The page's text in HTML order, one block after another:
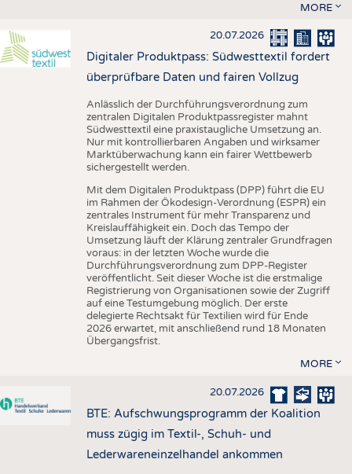
MORE
20.07.2026
Digitaler Produktpass: Südwesttextil fordert
überprüfbare Daten und fairen Vollzug
Anlässlich der Durchführungsverordnung zum
zentralen Digitalen Produktpassregister mahnt
Südwesttextil eine praxistaugliche Umsetzung an.
Nur mit kontrollierbaren Angaben und wirksamer
Marktüberwachung kann ein fairer Wettbewerb
sichergestellt werden.
Mit dem Digitalen Produktpass (DPP) führt die EU
im Rahmen der Ökodesign-Verordnung (ESPR) ein
zentrales Instrument für mehr Transparenz und
Kreislauffähigkeit ein. Doch das Tempo der
Umsetzung läuft der Klärung zentraler Grundfragen
voraus: in der letzten Woche wurde die
Durchführungsverordnung zum DPP-Register
veröffentlicht. Seit dieser Woche ist die erstmalige
Registrierung von Organisationen sowie der Zugriff
auf eine Testumgebung möglich. Der erste
delegierte Rechtsakt für Textilien wird für Ende
2026 erwartet, mit anschließend rund 18 Monaten
Übergangsfrist.
MORE
20.07.2026
BTE: Aufschwungsprogramm der Koalition
muss zügig im Textil-, Schuh- und
Lederwareneinzelhandel ankommen